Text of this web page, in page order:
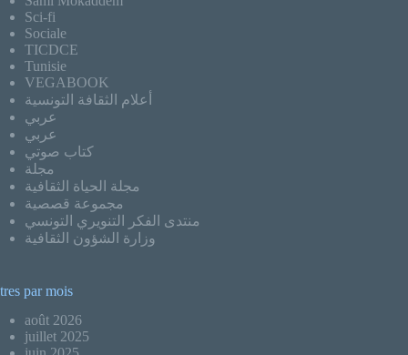
Sci-fi
Sociale
TICDCE
Tunisie
VEGABOOK
أعلام الثقافة التونسية
عربي
عربي
كتاب صوتي
مجلة
مجلة الحياة الثقافية
مجموعة قصصية
منتدى الفكر التنويري التونسي
وزارة الشؤون الثقافية
par mois
août 2026
juillet 2025